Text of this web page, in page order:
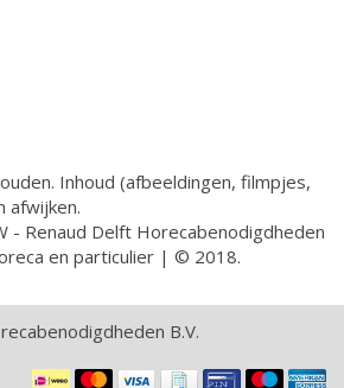
Inhoud (afbeeldingen, filmpjes,
afwijken.
- Renaud Delft Horecabenodigdheden
en particulier | © 2018.
B.V.